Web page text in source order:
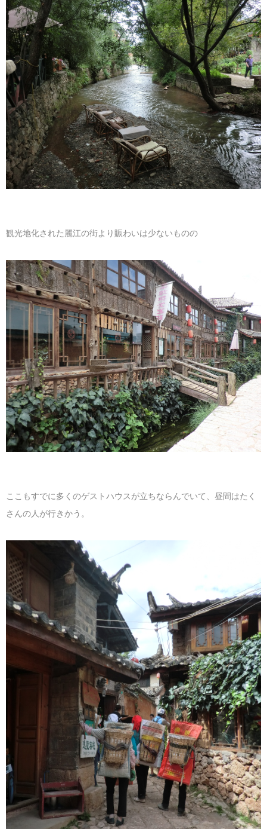
観光地化された麗江の街より賑わいは少ないものの
ここもすでに多くのゲストハウスが立ちならんでいて、昼間はたく
さんの人が行きかう。